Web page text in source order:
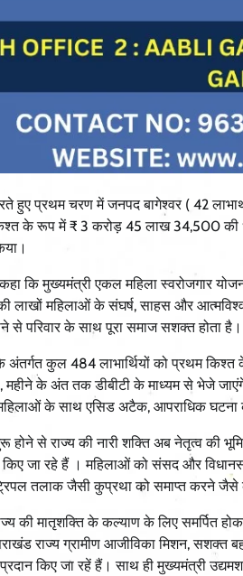
हुए प्रथम चरण में जनपद बागेश्वर ( 42
के रूप में ₹ 3 करोड़ 45 लाख 34,500 की
कि मुख्यमंत्री एकल महिला स्वरोजगार
लाखों महिलाओं के संघर्ष, साहस और
से परिवार के साथ पूरा समाज सशक्त होता है।
अंतर्गत कुल 484 लाभार्थियों को प्रथम
के अंत तक डीबीटी के माध्यम से भेजे
के साथ एसिड अटैक, आपराधिक घटना
से राज्य की नारी शक्ति अब नेतृत्व की
किए जा रहे हैं । महिलाओं को संसद और
तलाक जैसी कुप्रथा को समाप्त करने जैसे
की मातृशक्ति के कल्याण के लिए समर्पित
राज्य ग्रामीण आजीविका मिशन,
किए जा रहें हैं। साथ ही मुख्यमंत्री